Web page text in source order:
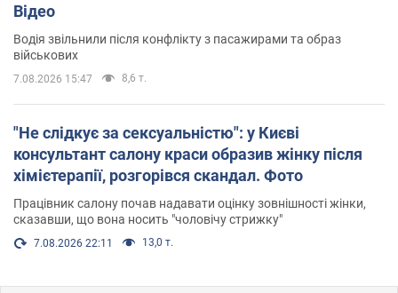
Відео
Водія звільнили після конфлікту з пасажирами та образ
військових
7.08.2026 15:47 8,6 т.
"Не слідкує за сексуальністю": у Києві
консультант салону краси образив жінку після
хімієтерапії, розгорівся скандал. Фото
Працівник салону почав надавати оцінку зовнішності жінки,
сказавши, що вона носить "чоловічу стрижку"
7.08.2026 22:11 13,0 т.